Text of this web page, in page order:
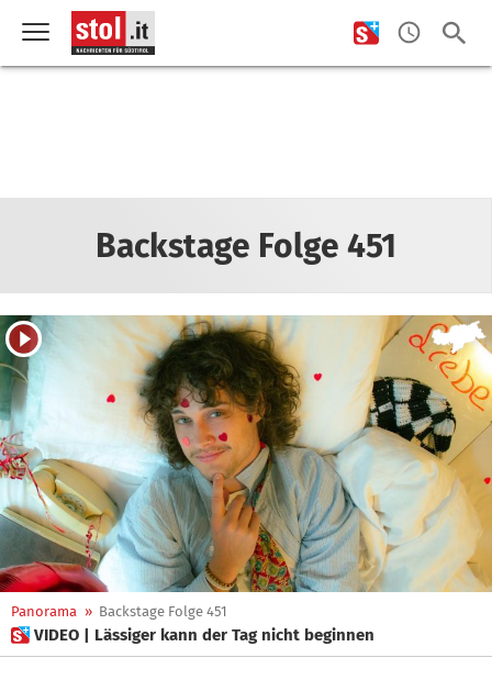
Backstage Folge 451
Panorama » Backstage Folge 451
 VIDEO | Lässiger kann der Tag nicht beginnen